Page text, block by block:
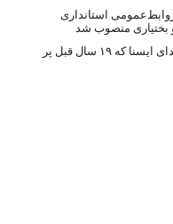
استانداری
بختیاری منصوب شد
برای شهدای ایسنا که ۱۹ سال قبل پر